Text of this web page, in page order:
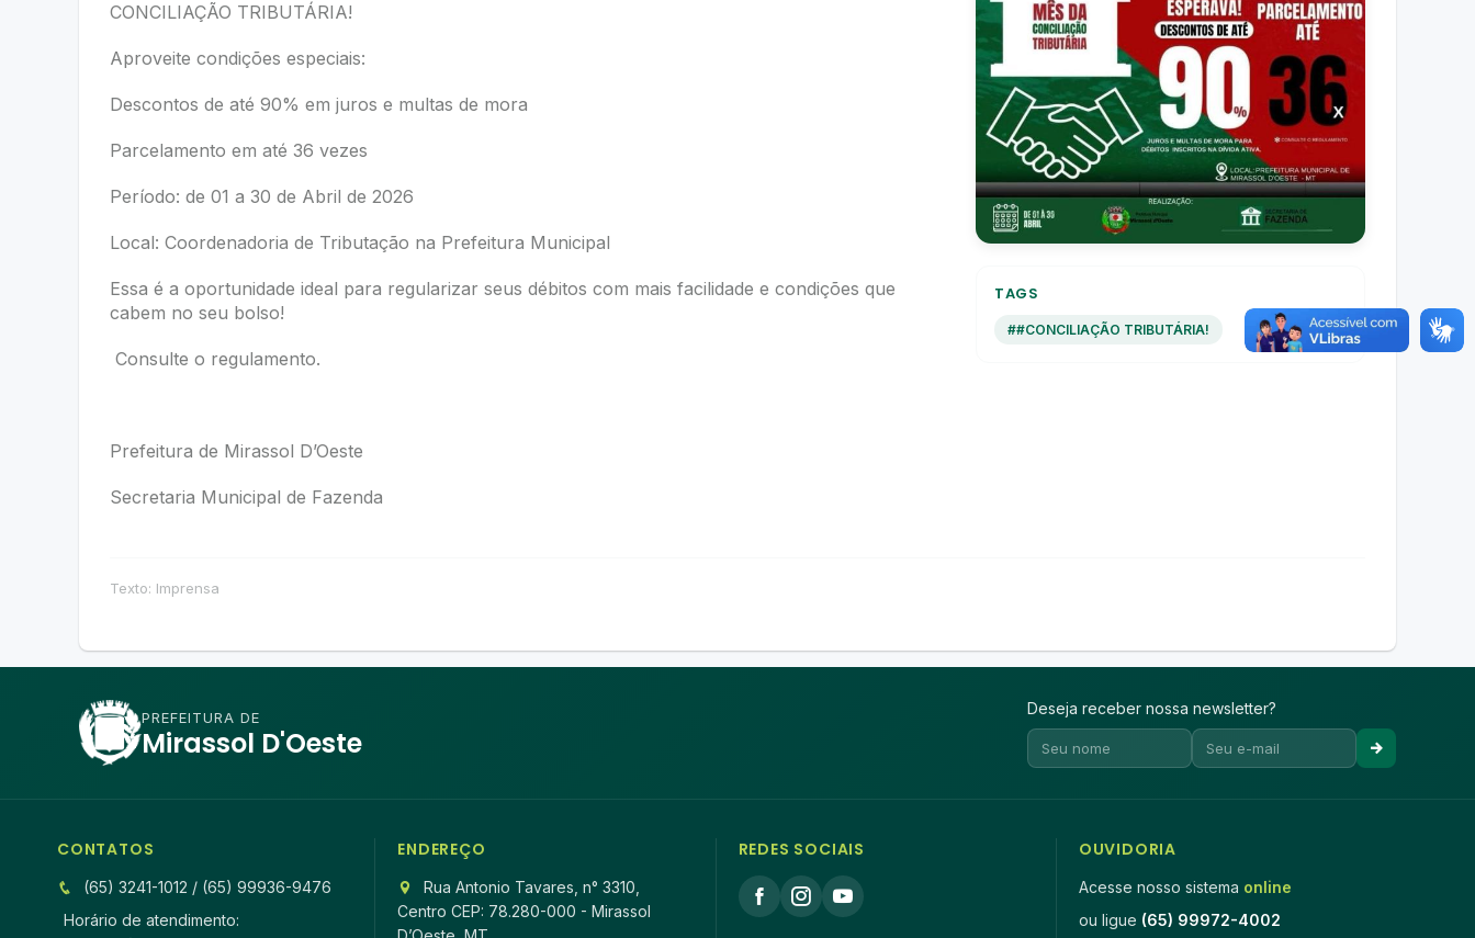
CONCILIAÇÃO TRIBUTÁRIA!
Aproveite condições especiais:
Descontos de até 90% em juros e multas de mora
Parcelamento em até 36 vezes
Período: de 01 a 30 de Abril de 2026
Local: Coordenadoria de Tributação na Prefeitura Municipal
Essa é a oportunidade ideal para regularizar seus débitos com mais facilidade e condições que
cabem no seu bolso!
Consulte o regulamento.
Prefeitura de Mirassol D’Oeste
Secretaria Municipal de Fazenda
TAGS
##CONCILIAÇÃO TRIBUTÁRIA!
Texto: Imprensa
PREFEITURA DE
Mirassol D'Oeste
Deseja receber nossa newsletter?
CONTATOS
(65) 3241-1012 / (65) 99936-9476
Horário de atendimento:
ENDEREÇO
Rua Antonio Tavares, n° 3310,
Centro CEP: 78.280-000 - Mirassol
REDES SOCIAIS OUVIDORIA
Acesse nosso sistema online
ou ligue (65) 99972-4002